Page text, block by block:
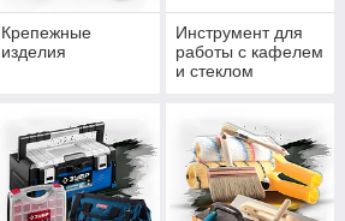
Крепежные
изделия
Инструмент для
работы с кафелем
и стеклом